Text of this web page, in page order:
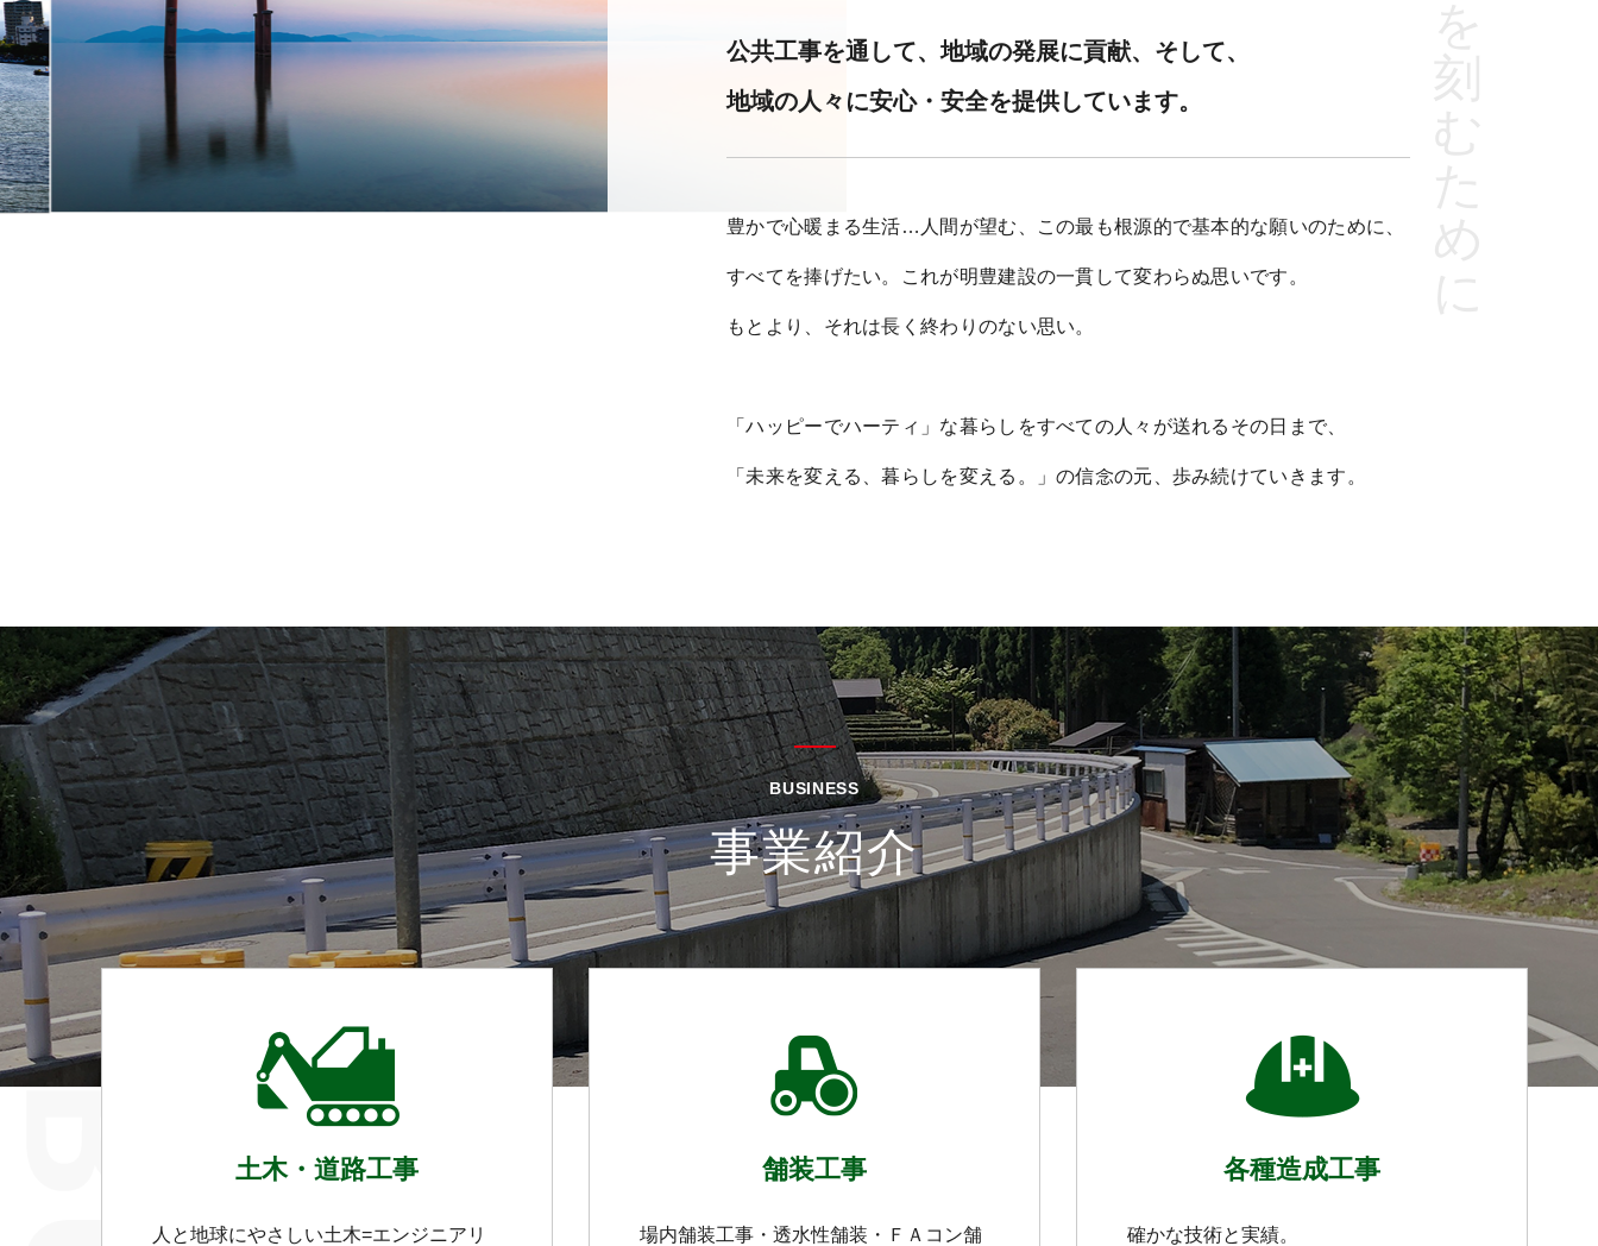
公共工事を通して、地域の発展に貢献、そして、
地域の人々に安心・安全を提供しています。
豊かで心暖まる生活…人間が望む、この最も根源的で基本的な願いのために、
すべてを捧げたい。これが明豊建設の一貫して変わらぬ思いです。
もとより、それは長く終わりのない思い。
「ハッピーでハーティ」な暮らしをすべての人々が送れるその日まで、
「未来を変える、暮らしを変える。」の信念の元、歩み続けていきます。
BUSINESS
事業紹介
土木・道路工事
人と地球にやさしい土木=エンジニアリ
舗装工事
場内舗装工事・透水性舗装・ＦＡコン舗
各種造成工事
確かな技術と実績。